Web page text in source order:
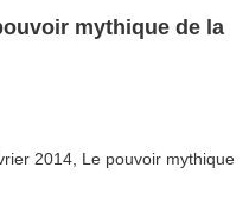
mythique de la